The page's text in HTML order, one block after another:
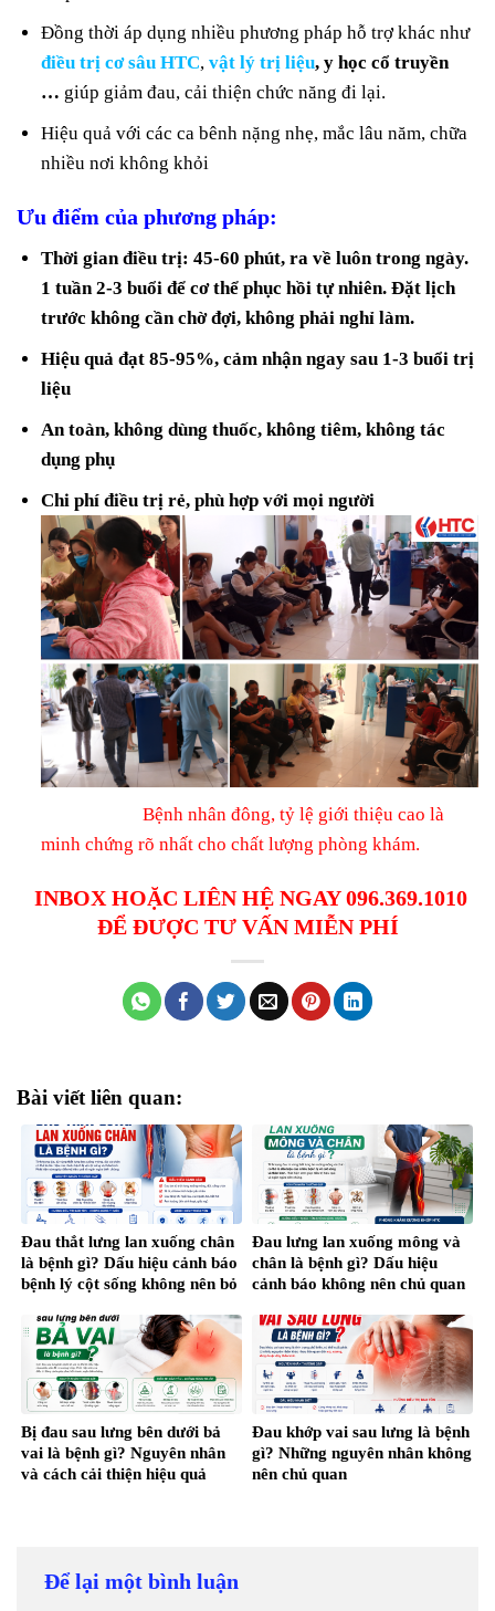
Đồng thời áp dụng nhiều phương pháp hỗ trợ khác như
điều trị cơ sâu HTC,vật lý trị liệu, y học cổ truyền
… giúp giảm đau, cải thiện chức năng đi lại.
Hiệu quả với các ca bênh nặng nhẹ, mắc lâu năm, chữa
nhiều nơi không khỏi
Ưu điểm của phương pháp:
Thời gian điều trị: 45-60 phút, ra về luôn trong ngày.
1 tuần 2-3 buổi để cơ thể phục hồi tự nhiên. Đặt lịch
trước không cần chờ đợi, không phải nghỉ làm.
Hiệu quả đạt 85-95%, cảm nhận ngay sau 1-3 buổi trị
liệu
An toàn, không dùng thuốc, không tiêm, không tác
dụng phụ
Chi phí điều trị rẻ, phù hợp với mọi người
Bệnh nhân đông, tỷ lệ giới thiệu cao là
minh chứng rõ nhất cho chất lượng phòng khám.
INBOX HOẶC LIÊN HỆ NGAY 096.369.1010
ĐỂ ĐƯỢC TƯ VẤN MIỄN PHÍ
Bài viết liên quan:
Đau thắt lưng lan xuống chân
là bệnh gì? Dấu hiệu cảnh báo
bệnh lý cột sống không nên bỏ
Đau lưng lan xuống mông và
chân là bệnh gì? Dấu hiệu
cảnh báo không nên chủ quan
Bị đau sau lưng bên dưới bả
vai là bệnh gì? Nguyên nhân
và cách cải thiện hiệu quả
Đau khớp vai sau lưng là bệnh
gì? Những nguyên nhân không
nên chủ quan
Để lại một bình luận